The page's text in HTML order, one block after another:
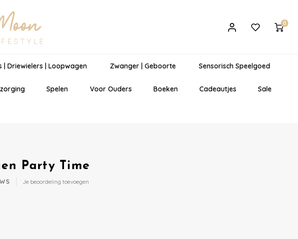
0
| Driewielers | Loopwagen Zwanger | Geboorte Sensorisch Speelgoed
Spelen Voor Ouders Boeken Cadeautjes Sale
Party Time
Je beoordeling toevoegen